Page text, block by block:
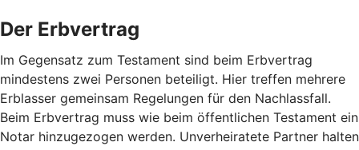
Der Erbvertrag
Im Gegensatz zum Testament sind beim Erbvertrag
mindestens zwei Personen beteiligt. Hier treffen mehrere
Erblasser gemeinsam Regelungen für den Nachlassfall.
Beim Erbvertrag muss wie beim öffentlichen Testament ein
Notar hinzugezogen werden. Unverheiratete Partner halten